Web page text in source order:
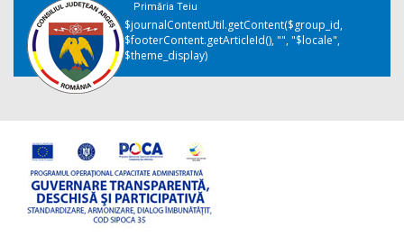
Primăria Teiu
$journalContentUtil.getContent($group_id,
$footerContent.getArticleId(), "", "$locale",
$theme_display)